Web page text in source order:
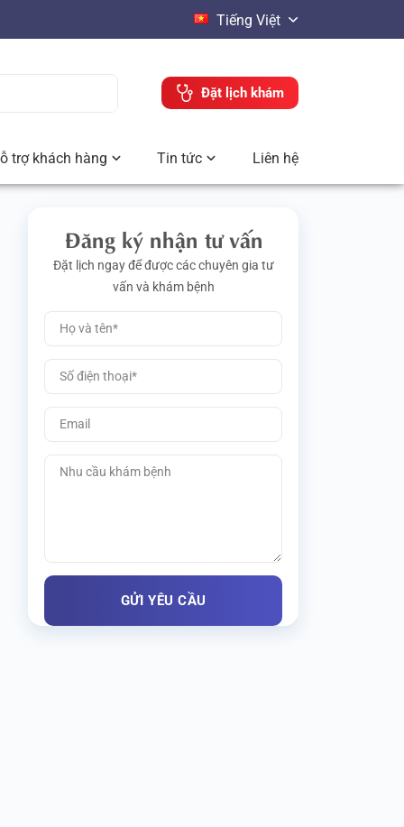
Tiếng Việt
Đặt lịch khám
trợ khách hàng Tin tức Liên hệ
Đăng ký nhận tư vấn
Đặt lịch ngay để được các chuyên gia tư
vấn và khám bệnh